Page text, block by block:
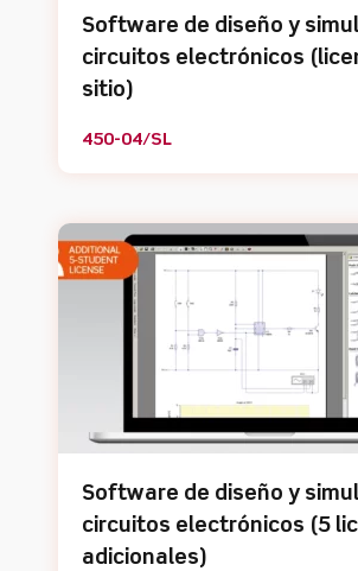
Software de diseño y
circuitos electrónicos
sitio)
450-04/SL
Software de diseño y
circuitos electrónicos (5
adicionales)